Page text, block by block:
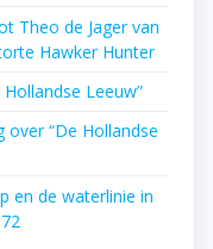
Theo de Jager van
Hawker Hunter
Leeuw”
over “De Hollandse
en de waterlinie in